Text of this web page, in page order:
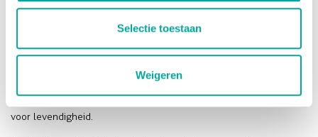
Selectie toestaan
Weigeren
gekregen is volgens zijn teamleider Selma dan ook verdiend.
In het dagelijks leven is Michel een rustige, sociale man die graag
in beweging blijft. Hij houdt van zwemmen, fitnessen en wandelen
in de natuur. Ook thuis zorgt zijn gezelschap van agapornissen
voor levendigheid.